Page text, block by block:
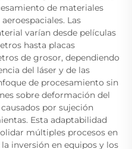
de materiales
Las
varían desde películas
hasta placas
de grosor, dependiendo
del láser y de las
de procesamiento sin
sobre deformación del
por sujeción
Esta adaptabilidad
múltiples procesos en
inversión en equipos y los